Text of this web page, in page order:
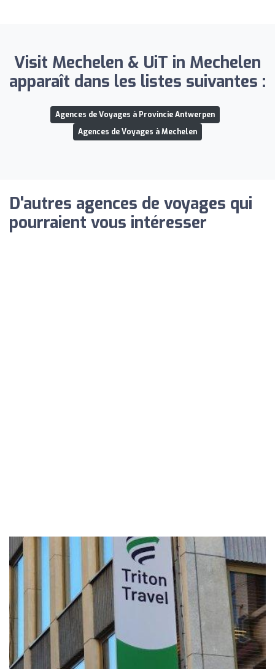
Visit Mechelen & UiT in Mechelen
apparaît dans les listes suivantes :
Agences de Voyages à Provincie Antwerpen
Agences de Voyages à Mechelen
D'autres agences de voyages qui
pourraient vous intéresser